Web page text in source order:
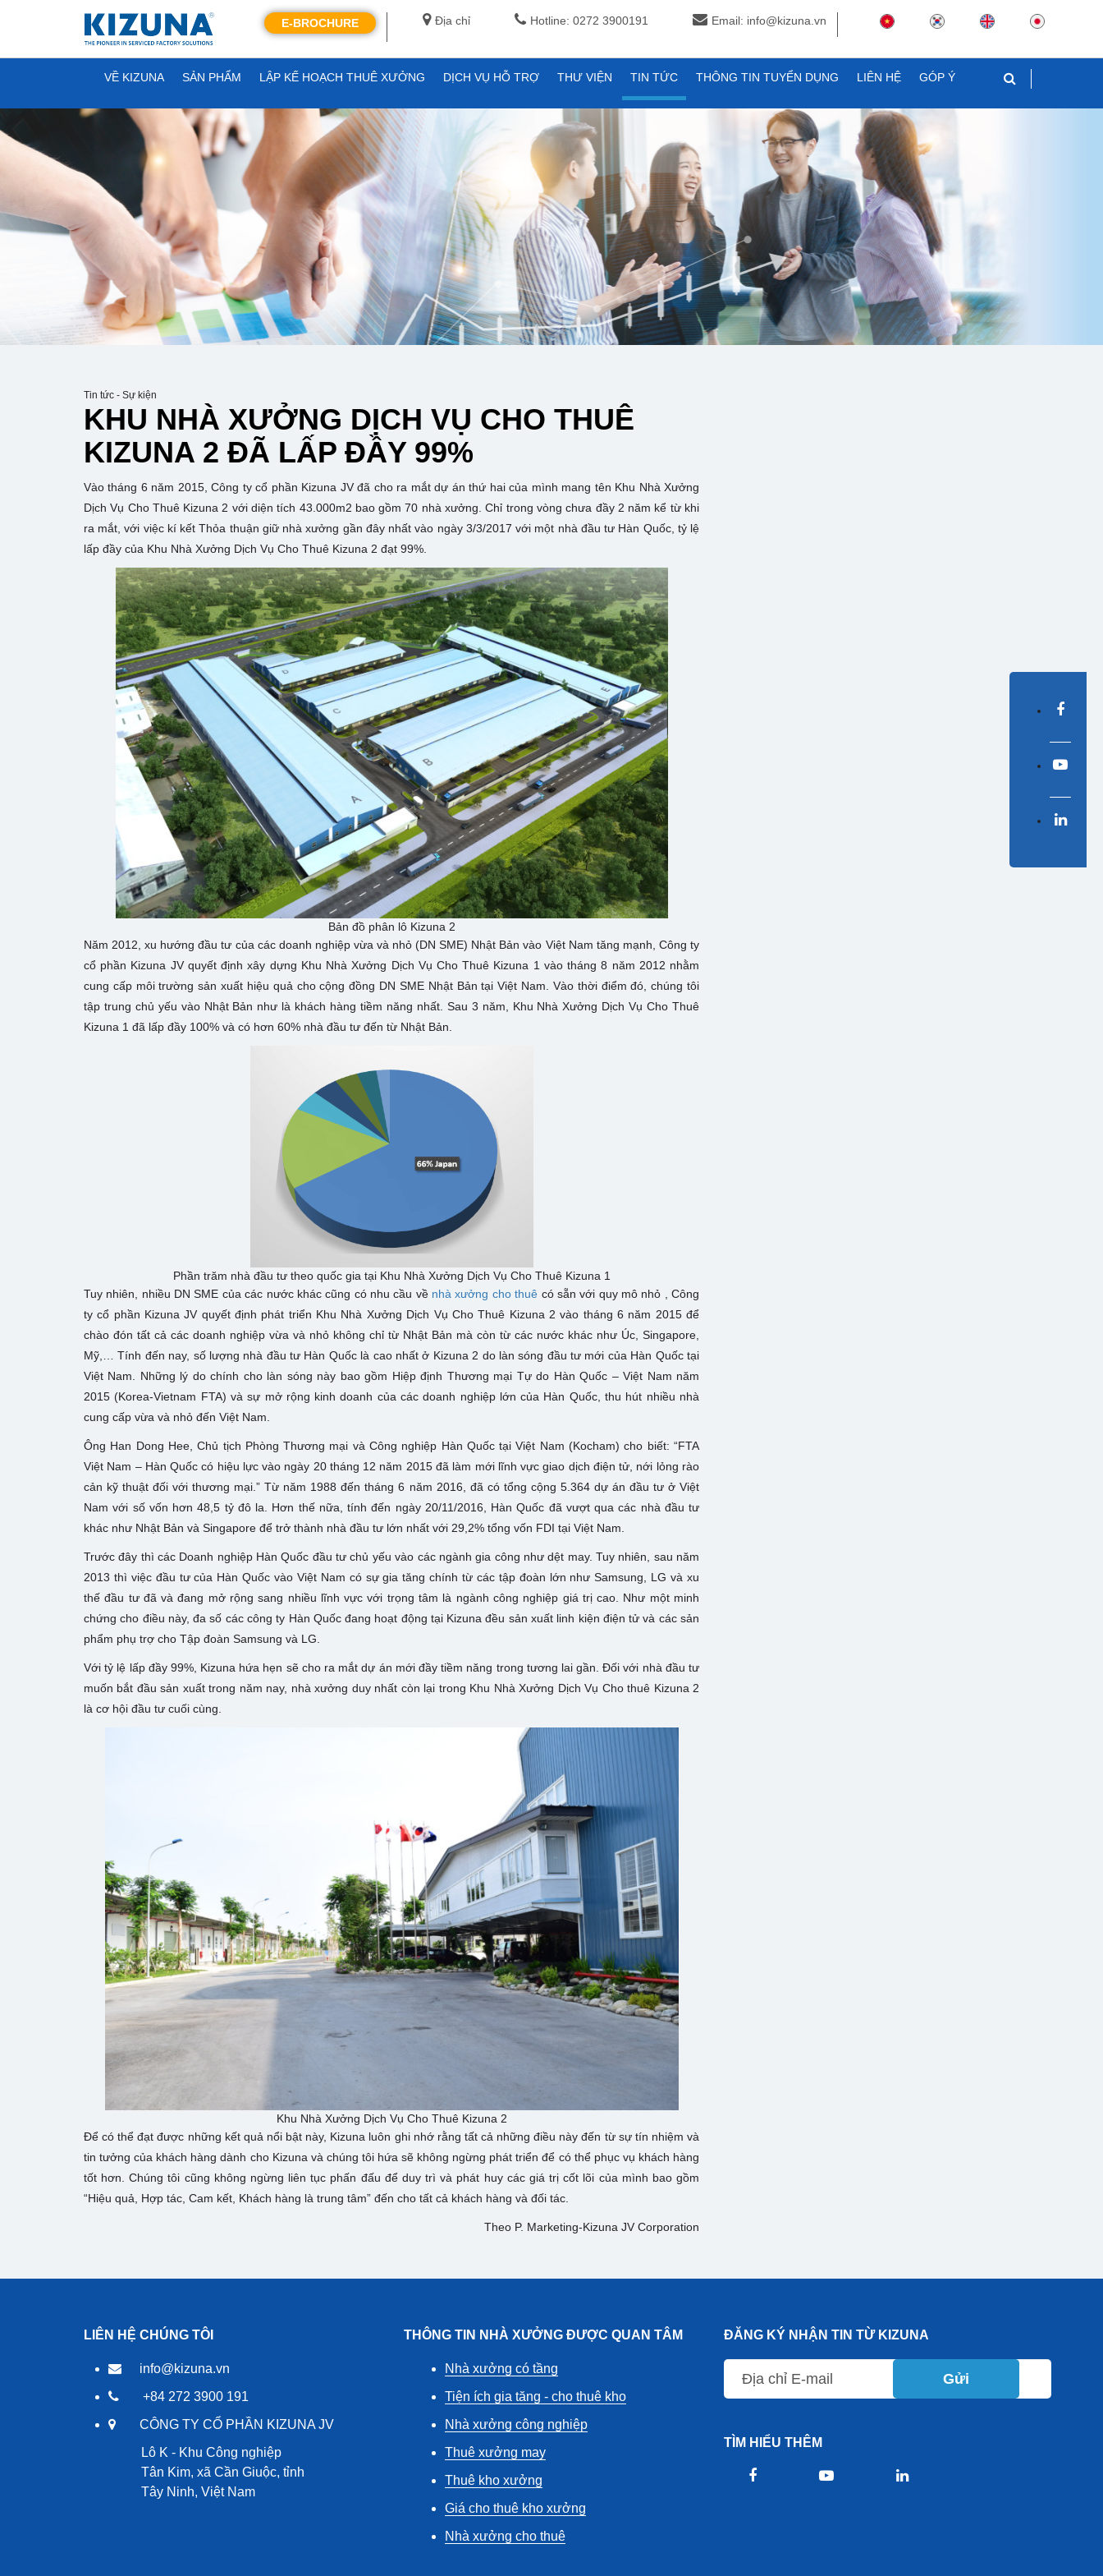
Địa chỉ Hotline: 0272 3900191 Email: info@kizuna.vn
E-BROCHURE
VỀ KIZUNA SẢN PHẨM LẬP KẾ HOẠCH THUÊ XƯỞNG DỊCH VỤ HỖ TRỢ THƯ VIỆN TIN TỨC THÔNG TIN TUYỂN DỤNG LIÊN HỆ GÓP Ý
Tin tức - Sự kiện
KHU NHÀ XƯỞNG DỊCH VỤ CHO THUÊ
KIZUNA 2 ĐÃ LẤP ĐẦY 99%
Vào tháng 6 năm 2015, Công ty cổ phần Kizuna JV đã cho ra mắt dự án thứ hai của mình mang tên Khu Nhà Xưởng
Dịch Vụ Cho Thuê Kizuna 2 với diện tích 43.000m2 bao gồm 70 nhà xưởng. Chỉ trong vòng chưa đầy 2 năm kể từ khi
ra mắt, với việc kí kết Thỏa thuận giữ nhà xưởng gần đây nhất vào ngày 3/3/2017 với một nhà đầu tư Hàn Quốc, tỷ lệ
lấp đầy của Khu Nhà Xưởng Dịch Vụ Cho Thuê Kizuna 2 đạt 99%.
Bản đồ phân lô Kizuna 2
Năm 2012, xu hướng đầu tư của các doanh nghiệp vừa và nhỏ (DN SME) Nhật Bản vào Việt Nam tăng mạnh, Công ty
cổ phần Kizuna JV quyết định xây dựng Khu Nhà Xưởng Dịch Vụ Cho Thuê Kizuna 1 vào tháng 8 năm 2012 nhằm
cung cấp môi trường sản xuất hiệu quả cho cộng đồng DN SME Nhật Bản tại Việt Nam. Vào thời điểm đó, chúng tôi
tập trung chủ yếu vào Nhật Bản như là khách hàng tiềm năng nhất. Sau 3 năm, Khu Nhà Xưởng Dịch Vụ Cho Thuê
Kizuna 1 đã lấp đầy 100% và có hơn 60% nhà đầu tư đến từ Nhật Bản.
Phần trăm nhà đầu tư theo quốc gia tại Khu Nhà Xưởng Dịch Vụ Cho Thuê Kizuna 1
Tuy nhiên, nhiều DN SME của các nước khác cũng có nhu cầu về nhà xưởng cho thuê có sẵn với quy mô nhỏ , Công
ty cổ phần Kizuna JV quyết định phát triển Khu Nhà Xưởng Dịch Vụ Cho Thuê Kizuna 2 vào tháng 6 năm 2015 để
chào đón tất cả các doanh nghiệp vừa và nhỏ không chỉ từ Nhật Bản mà còn từ các nước khác như Úc, Singapore,
Mỹ,… Tính đến nay, số lượng nhà đầu tư Hàn Quốc là cao nhất ở Kizuna 2 do làn sóng đầu tư mới của Hàn Quốc tại
Việt Nam. Những lý do chính cho làn sóng này bao gồm Hiệp định Thương mại Tự do Hàn Quốc – Việt Nam năm
2015 (Korea-Vietnam FTA) và sự mở rộng kinh doanh của các doanh nghiệp lớn của Hàn Quốc, thu hút nhiều nhà
cung cấp vừa và nhỏ đến Việt Nam.
Ông Han Dong Hee, Chủ tịch Phòng Thương mại và Công nghiệp Hàn Quốc tại Việt Nam (Kocham) cho biết: “FTA
Việt Nam – Hàn Quốc có hiệu lực vào ngày 20 tháng 12 năm 2015 đã làm mới lĩnh vực giao dịch điện tử, nới lỏng rào
cản kỹ thuật đối với thương mại.” Từ năm 1988 đến tháng 6 năm 2016, đã có tổng cộng 5.364 dự án đầu tư ở Việt
Nam với số vốn hơn 48,5 tỷ đô la. Hơn thế nữa, tính đến ngày 20/11/2016, Hàn Quốc đã vượt qua các nhà đầu tư
khác như Nhật Bản và Singapore để trở thành nhà đầu tư lớn nhất với 29,2% tổng vốn FDI tại Việt Nam.
Trước đây thì các Doanh nghiệp Hàn Quốc đầu tư chủ yếu vào các ngành gia công như dệt may. Tuy nhiên, sau năm
2013 thì việc đầu tư của Hàn Quốc vào Việt Nam có sự gia tăng chính từ các tập đoàn lớn như Samsung, LG và xu
thế đầu tư đã và đang mở rộng sang nhiều lĩnh vực với trọng tâm là ngành công nghiệp giá trị cao. Như một minh
chứng cho điều này, đa số các công ty Hàn Quốc đang hoạt động tại Kizuna đều sản xuất linh kiện điện tử và các sản
phẩm phụ trợ cho Tập đoàn Samsung và LG.
Với tỷ lệ lấp đầy 99%, Kizuna hứa hẹn sẽ cho ra mắt dự án mới đầy tiềm năng trong tương lai gần. Đối với nhà đầu tư
muốn bắt đầu sản xuất trong năm nay, nhà xưởng duy nhất còn lại trong Khu Nhà Xưởng Dịch Vụ Cho thuê Kizuna 2
là cơ hội đầu tư cuối cùng.
Khu Nhà Xưởng Dịch Vụ Cho Thuê Kizuna 2
Để có thể đạt được những kết quả nổi bật này, Kizuna luôn ghi nhớ rằng tất cả những điều này đến từ sự tín nhiệm và
tin tưởng của khách hàng dành cho Kizuna và chúng tôi hứa sẽ không ngừng phát triển để có thể phục vụ khách hàng
tốt hơn. Chúng tôi cũng không ngừng liên tục phấn đấu để duy trì và phát huy các giá trị cốt lõi của mình bao gồm
“Hiệu quả, Hợp tác, Cam kết, Khách hàng là trung tâm” đến cho tất cả khách hàng và đối tác.
Theo P. Marketing-Kizuna JV Corporation
LIÊN HỆ CHÚNG TÔI
info@kizuna.vn
+84 272 3900 191
CÔNG TY CỔ PHẦN KIZUNA JV
Lô K - Khu Công nghiệp
Tân Kim, xã Cần Giuộc, tỉnh
Tây Ninh, Việt Nam
THÔNG TIN NHÀ XƯỞNG ĐƯỢC QUAN TÂM
Nhà xưởng có tầng
Tiện ích gia tăng - cho thuê kho
Nhà xưởng công nghiệp
Thuê xưởng may
Thuê kho xưởng
Giá cho thuê kho xưởng
Nhà xưởng cho thuê
ĐĂNG KÝ NHẬN TIN TỪ KIZUNA
Gửi
TÌM HIỂU THÊM